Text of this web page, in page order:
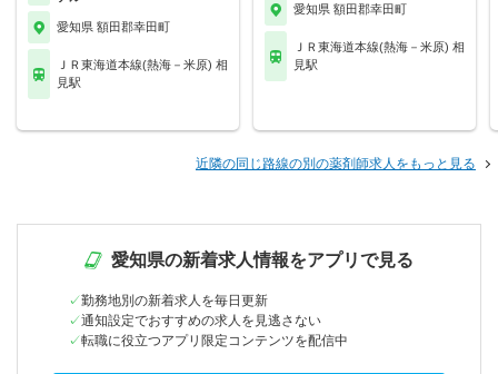
愛知県 額田郡幸田町
ＪＲ東海道本線(熱海－米原) 相
見駅
愛知県 額田郡幸田町
ＪＲ東海道本線(熱海－米原) 相
見駅
近隣の同じ路線の別の薬剤師求人をもっと見る
愛知県の新着求人情報をアプリで見る
勤務地別の新着求人を毎日更新
通知設定でおすすめの求人を見逃さない
転職に役立つアプリ限定コンテンツを配信中